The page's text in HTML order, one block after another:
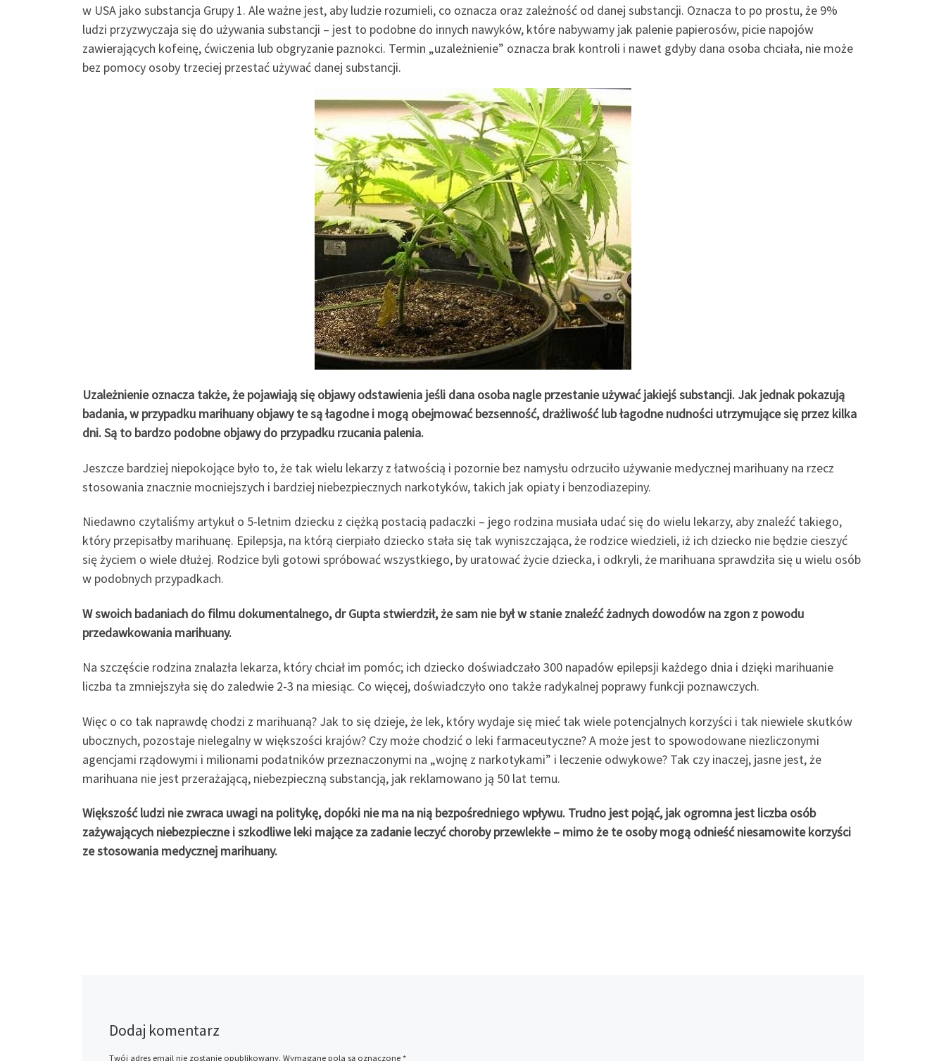
w USA jako substancja Grupy 1. Ale ważne jest, aby ludzie rozumieli, co oznacza oraz zależność od danej substancji. Oznacza to po prostu, że 9%
ludzi przyzwyczaja się do używania substancji – jest to podobne do innych nawyków, które nabywamy jak palenie papierosów, picie napojów
zawierających kofeinę, ćwiczenia lub obgryzanie paznokci. Termin „uzależnienie” oznacza brak kontroli i nawet gdyby dana osoba chciała, nie może
bez pomocy osoby trzeciej przestać używać danej substancji.
Uzależnienie oznacza także, że pojawiają się objawy odstawienia jeśli dana osoba nagle przestanie używać jakiejś substancji. Jak jednak pokazują
badania, w przypadku marihuany objawy te są łagodne i mogą obejmować bezsenność, drażliwość lub łagodne nudności utrzymujące się przez kilka
dni. Są to bardzo podobne objawy do przypadku rzucania palenia.
Jeszcze bardziej niepokojące było to, że tak wielu lekarzy z łatwością i pozornie bez namysłu odrzuciło używanie medycznej marihuany na rzecz
stosowania znacznie mocniejszych i bardziej niebezpiecznych narkotyków, takich jak opiaty i benzodiazepiny.
Niedawno czytaliśmy artykuł o 5-letnim dziecku z ciężką postacią padaczki – jego rodzina musiała udać się do wielu lekarzy, aby znaleźć takiego,
który przepisałby marihuanę. Epilepsja, na którą cierpiało dziecko stała się tak wyniszczająca, że ​​rodzice wiedzieli, iż ich dziecko nie będzie cieszyć
się życiem o wiele dłużej. Rodzice byli gotowi spróbować wszystkiego, by uratować życie dziecka, i odkryli, że marihuana sprawdziła się u wielu osób
w podobnych przypadkach.
W swoich badaniach do filmu dokumentalnego, dr Gupta stwierdził, że sam nie był w stanie znaleźć żadnych dowodów na zgon z powodu
przedawkowania marihuany.
Na szczęście rodzina znalazła lekarza, który chciał im pomóc; ich dziecko doświadczało 300 napadów epilepsji każdego dnia i dzięki marihuanie
liczba ta zmniejszyła się do zaledwie 2-3 na miesiąc. Co więcej, doświadczyło ono także radykalnej poprawy funkcji poznawczych.
Więc o co tak naprawdę chodzi z marihuaną? Jak to się dzieje, że lek, który wydaje się mieć tak wiele potencjalnych korzyści i tak niewiele skutków
ubocznych, pozostaje nielegalny w większości krajów? Czy może chodzić o leki farmaceutyczne? A może jest to spowodowane niezliczonymi
agencjami rządowymi i milionami podatników przeznaczonymi na „wojnę z narkotykami” i leczenie odwykowe? Tak czy inaczej, jasne jest, że
marihuana nie jest przerażającą, niebezpieczną substancją, jak reklamowano ją 50 lat temu.
Większość ludzi nie zwraca uwagi na politykę, dopóki nie ma na nią bezpośredniego wpływu. Trudno jest pojąć, jak ogromna jest liczba osób
zażywających niebezpieczne i szkodliwe leki mające za zadanie leczyć choroby przewlekłe – mimo że te osoby mogą odnieść niesamowite korzyści
ze stosowania medycznej marihuany.
Dodaj komentarz
Twój adres email nie zostanie opublikowany. Wymagane pola są oznaczone *